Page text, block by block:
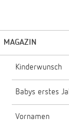
MAGAZIN
Kinderwunsch
Babys erstes
Vornamen